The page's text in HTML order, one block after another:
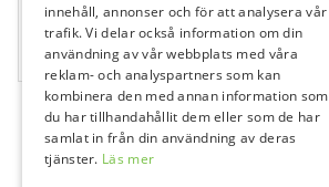
685304
Gradia Direkt C3 Unitip, 10×0,24 g
10x0,24 g
innehåll, annonser och för att analysera vår
trafik. Vi delar också information om din
användning av vår webbplats med våra
reklam- och analyspartners som kan
kombinera den med annan information som
du har tillhandahållit dem eller som de har
samlat in från din användning av deras
tjänster. Läs mer